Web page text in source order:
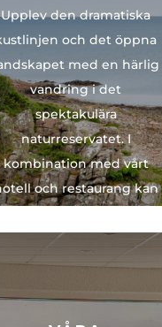
Upplev den dramatiska
och det öppna
med en härlig
vandring i det
spektakulära
naturreservatet. I
kombination med vårt
och restaurang kan
måltid och en god
sömn.